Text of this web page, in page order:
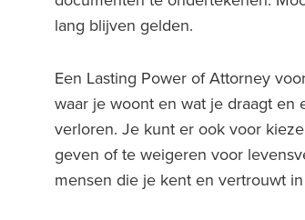
lang blijven gelden.
Een Lasting Power of Attorney
waar je woont en wat je draagt
verloren. Je kunt er ook voor
geven of te weigeren voor
mensen die je kent en vertrouwt